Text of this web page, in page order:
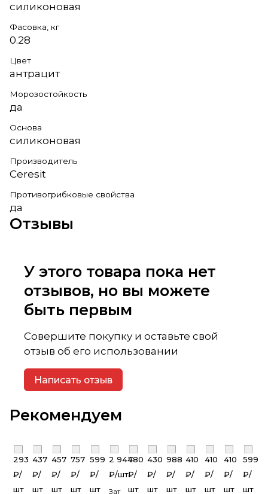
силиконовая
Фасовка, кг
0.28
Цвет
антрацит
Морозостойкость
да
Основа
силиконовая
Производитель
Ceresit
Противогрибковые свойства
да
Отзывы
У этого товара пока нет
отзывов, но вы можете
быть первым
Совершите покупку и оставьте свой
отзыв об его использовании
Написать отзыв
Рекомендуем
293
₽/
шт
437
₽/
шт
457
₽/
шт
757
₽/
шт
599
₽/
шт
2 944
₽/шт
Затирка
780
₽/
шт
430
₽/
шт
988
₽/
шт
410
₽/
шт
410
₽/
шт
410
₽/
шт
599
₽/
шт